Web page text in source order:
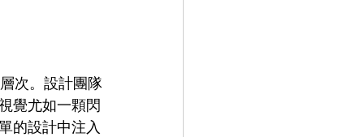
BROWNE
次。設計團隊
覺尤如一顆閃
的設計中注入